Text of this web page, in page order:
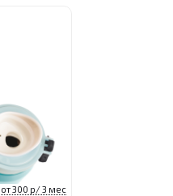
от 300 р/ 3 мес